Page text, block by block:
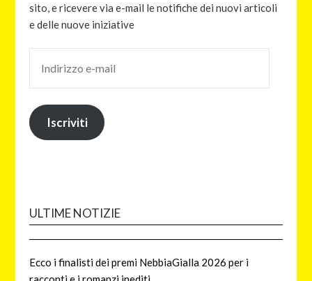
sito, e ricevere via e-mail le notifiche dei nuovi articoli
e delle nuove iniziative
Iscriviti
ULTIME NOTIZIE
Ecco i finalisti dei premi NebbiaGialla 2026 per i